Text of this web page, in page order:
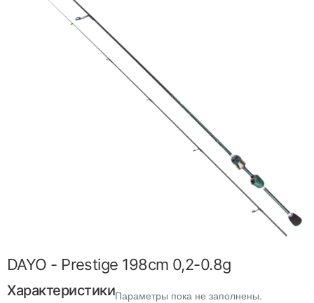
DAYO - Prestige 198cm 0,2-0.8g
ХарактеристикиПараметры пока не заполнены.